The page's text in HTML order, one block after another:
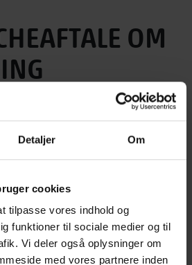
Detaljer Om
cookies
tilpasse vores indhold og
funktioner til sociale medier og til
Vi deler også oplysninger om
med vores partnere inden
OM
med forskalling eller plader 2024
ved arbejde i tagkonstruktioner og
fra Arbejdstilsynet og træder i
loftforskalling af 38 x 73 mm